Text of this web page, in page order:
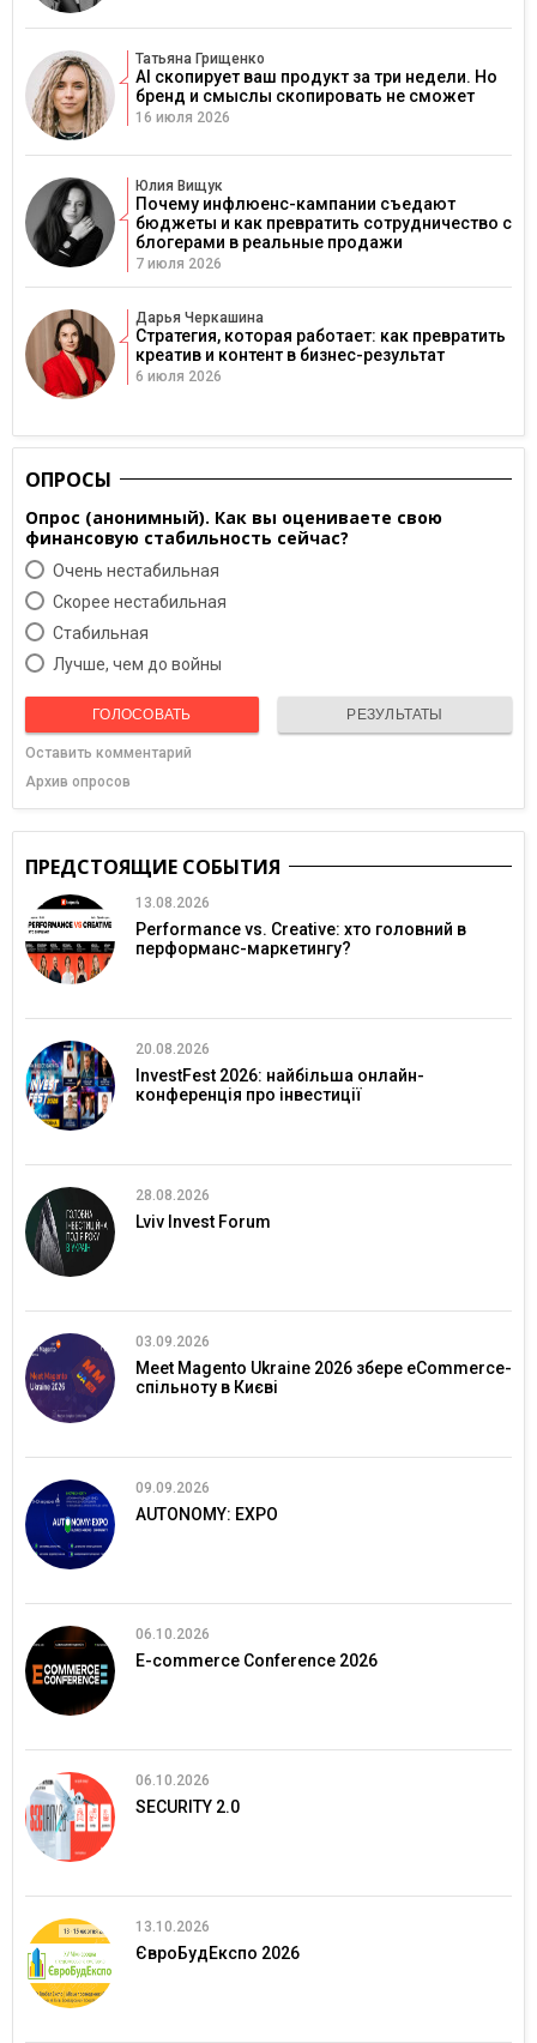
Татьяна Грищенко
AI скопирует ваш продукт за три недели. Но
бренд и смыслы скопировать не сможет
16 июля 2026
Юлия Вищук
Почему инфлюенс-кампании съедают
бюджеты и как превратить сотрудничество с
блогерами в реальные продажи
7 июля 2026
Дарья Черкашина
Стратегия, которая работает: как превратить
креатив и контент в бизнес-результат
6 июля 2026
ОПРОСЫ
Опрос (анонимный). Как вы оцениваете свою
финансовую стабильность сейчас?
Очень нестабильная
Скорее нестабильная
Cтабильная
Лучше, чем до войны
ГОЛОСОВАТЬ РЕЗУЛЬТАТЫ
Оставить комментарий
Архив опросов
ПРЕДСТОЯЩИЕ СОБЫТИЯ
13.08.2026
Performance vs. Creative: хто головний в
перформанс-маркетингу?
20.08.2026
InvestFest 2026: найбільша онлайн-
конференція про інвестиції
28.08.2026
Lviv Invest Forum
03.09.2026
Meet Magento Ukraine 2026 збере eCommerce-
спільноту в Києві
09.09.2026
AUTONOMY: EXPO
06.10.2026
E-commerce Conference 2026
06.10.2026
SECURITY 2.0
13.10.2026
ЄвроБудЕкспо 2026